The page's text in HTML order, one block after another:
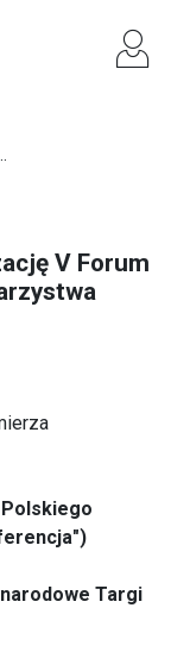
V Forum
Targi